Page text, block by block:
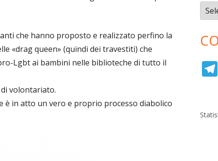
che hanno proposto e realizzato perfino la
«drag queen» (quindi dei travestiti) che
Lgbt ai bambini nelle biblioteche di tutto il
volontariato.
è in atto un vero e proprio processo diabolico